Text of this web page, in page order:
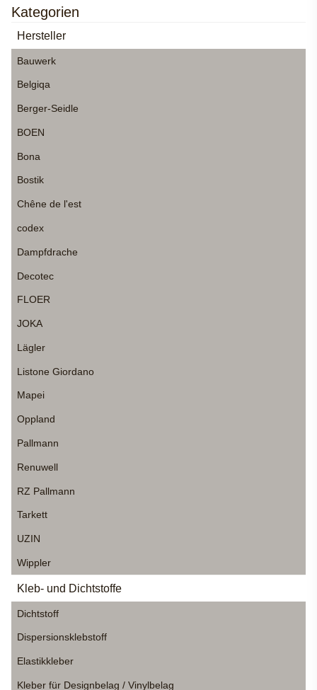
Kategorien
Hersteller
Bauwerk
Belgiqa
Berger-Seidle
BOEN
Bona
Bostik
Chêne de l'est
codex
Dampfdrache
Decotec
FLOER
JOKA
Lägler
Listone Giordano
Mapei
Oppland
Pallmann
Renuwell
RZ Pallmann
Tarkett
UZIN
Wippler
Kleb- und Dichtstoffe
Dichtstoff
Dispersionsklebstoff
Elastikkleber
Kleber für Designbelag / Vinylbelag